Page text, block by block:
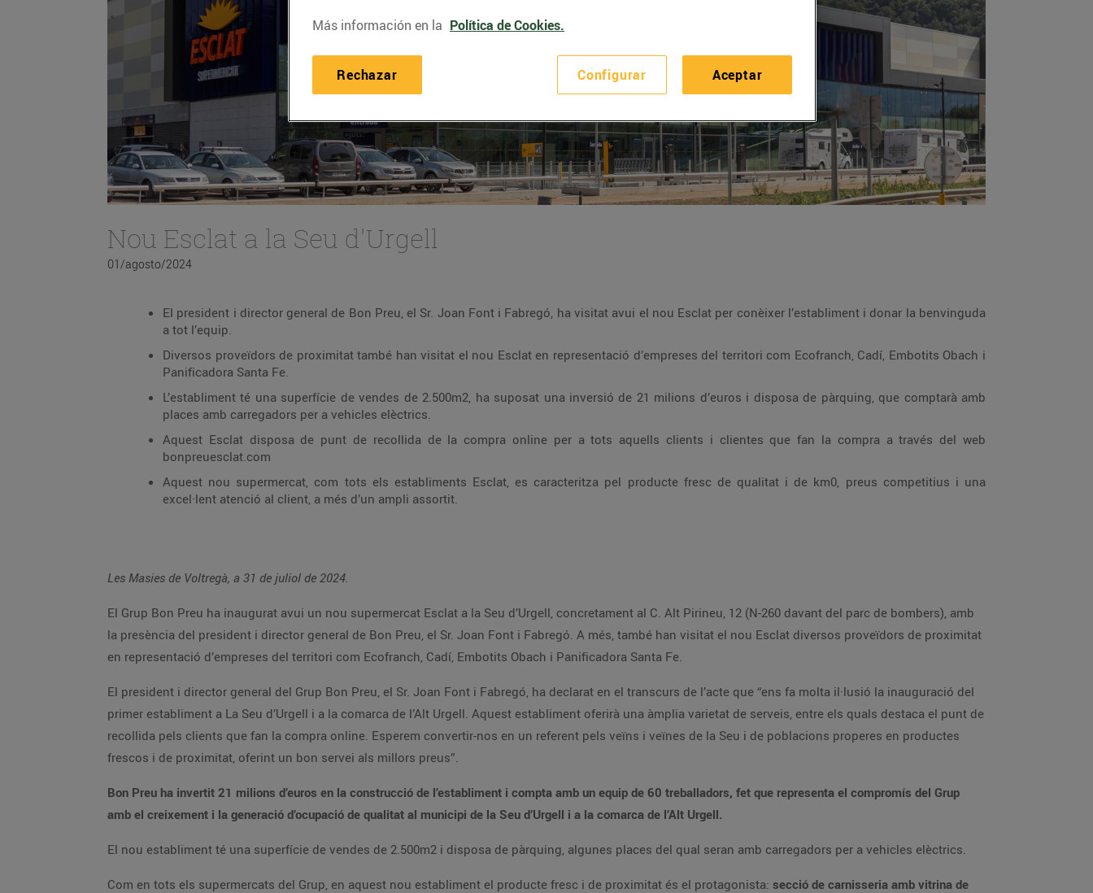
Nou Esclat a la Seu d'Urgell
01/agosto/2024
El president i director general de Bon Preu, el Sr. Joan Font i Fabregó, ha visitat avui el nou Esclat per conèixer l’establiment i donar la benvinguda
a tot l’equip.
Diversos proveïdors de proximitat també han visitat el nou Esclat en representació d’empreses del territori com Ecofranch, Cadí, Embotits Obach i
Panificadora Santa Fe.
L’establiment té una superfície de vendes de 2.500m2, ha suposat una inversió de 21 milions d’euros i disposa de pàrquing, que comptarà amb
places amb carregadors per a vehicles elèctrics.
Aquest Esclat disposa de punt de recollida de la compra online per a tots aquells clients i clientes que fan la compra a través del web
bonpreuesclat.com
Aquest nou supermercat, com tots els establiments Esclat, es caracteritza pel producte fresc de qualitat i de km0, preus competitius i una
excel·lent atenció al client, a més d’un ampli assortit.
Les Masies de Voltregà, a 31 de juliol de 2024.
El Grup Bon Preu ha inaugurat avui un nou supermercat Esclat a la Seu d’Urgell, concretament al C. Alt Pirineu, 12 (N-260 davant del parc de bombers), amb
la presència del president i director general de Bon Preu, el Sr. Joan Font i Fabregó. A més, també han visitat el nou Esclat diversos proveïdors de proximitat
en representació d’empreses del territori com Ecofranch, Cadí, Embotits Obach i Panificadora Santa Fe.
El president i director general del Grup Bon Preu, el Sr. Joan Font i Fabregó, ha declarat en el transcurs de l’acte que “ens fa molta il·lusió la inauguració del
primer establiment a La Seu d’Urgell i a la comarca de l’Alt Urgell. Aquest establiment oferirà una àmplia varietat de serveis, entre els quals destaca el punt de
recollida pels clients que fan la compra online. Esperem convertir-nos en un referent pels veïns i veïnes de la Seu i de poblacions properes en productes
frescos i de proximitat, oferint un bon servei als millors preus”.
Bon Preu ha invertit 21 milions d’euros en la construcció de l’establiment i compta amb un equip de 60 treballadors, fet que representa el compromís del Grup
amb el creixement i la generació d’ocupació de qualitat al municipi de la Seu d’Urgell i a la comarca de l’Alt Urgell.
El nou establiment té una superfície de vendes de 2.500m2 i disposa de pàrquing, algunes places del qual seran amb carregadors per a vehicles elèctrics.
Com en tots els supermercats del Grup, en aquest nou establiment el producte fresc i de proximitat és el protagonista: secció de carnisseria amb vitrina de
Más información en la Política de Cookies.
Configurar
Rechazar Aceptar